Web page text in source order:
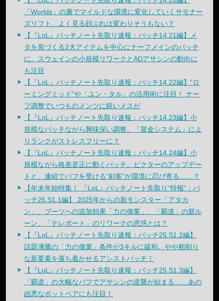
「Worlds」の裏でマイルドな環境に変化していくサモナー
ズリフト。よく見る顔ぶれは変わりそうもない？
【『LoL』パッチノート先取り速報：パッチ14.21編】メ
タを形づくる2大アイテムを中心にナーフメインのパッチ
に。スウェインの小規模リワークとADアサシンの動向に
も注目
【『LoL』パッチノート先取り速報：パッチ14.22編】“ロ
ーミングミッド”や「ユン・タル」の活用術に注目！ ナー
フ調整でいつものメンツに鋭いメスが
【『LoL』パッチノート先取り速報：パッチ14.23編】小
規模なパッチながら興味深い調整。「賞金システム」によ
りランクがストレスフリーに？
【『LoL』パッチノート先取り速報：パッチ14.24編】小
規模ながら格差是正に動くパッチ。ビクターのアップデー
トと、連続でバフを受ける“剣客”が環境に忍び寄る……？
【年末年始特集！ 『LoL』パッチノート先取り“特報”：パ
ッチ25.S1.1編】 2025年からの新モンスター「アタカ
ン」、ブーツへの追加効果「力の偉業」、「覇道」の新ル
ーン、「テレポート」のリワークの思惑とは？
【『LoL』パッチノート先取り速報：パッチ25.S1.2編】
話題沸騰の「力の偉業」条件が3キルに緩和。やや粗削り
な新要素を落ち着かせるアシストパッチ！
【『LoL』パッチノート先取り速報：パッチ25.S1.3編】
「覇道」の大幅なバフでアサシンの逆襲が始まる……あの
凶悪なボットペアにも注目！